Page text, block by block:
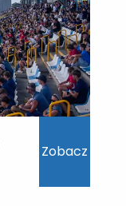
Zobacz